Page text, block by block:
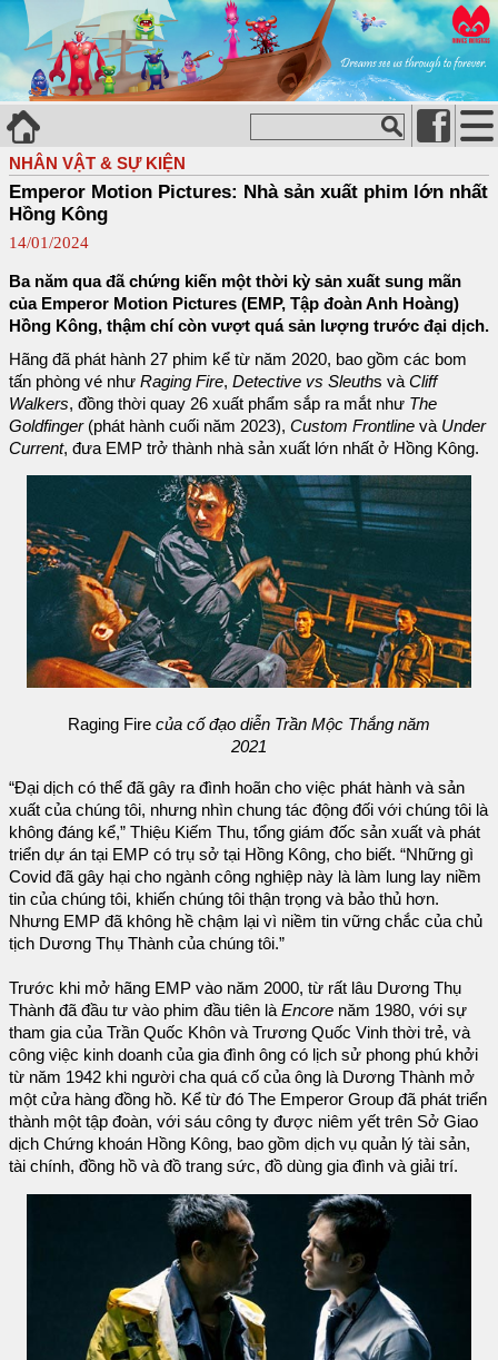
NHÂN VẬT & SỰ KIỆN
Emperor Motion Pictures: Nhà sản xuất phim lớn nhất
Hồng Kông
14/01/2024
Ba năm qua đã chứng kiến một thời kỳ sản xuất sung mãn
của Emperor Motion Pictures (EMP, Tập đoàn Anh Hoàng)
Hồng Kông, thậm chí còn vượt quá sản lượng trước đại dịch.
Hãng đã phát hành 27 phim kể từ năm 2020, bao gồm các bom
tấn phòng vé như Raging Fire, Detective vs Sleuths và Cliff
Walkers, đồng thời quay 26 xuất phẩm sắp ra mắt như The
Goldfinger(phát hành cuối năm 2023), Custom Frontline và Under
Current, đưa EMP trở thành nhà sản xuất lớn nhất ở Hồng Kông.
Raging Fire của cố đạo diễn Trần Mộc Thắng năm
2021
“Đại dịch có thể đã gây ra đình hoãn cho việc phát hành và sản
xuất của chúng tôi, nhưng nhìn chung tác động đối với chúng tôi là
không đáng kể,” Thiệu Kiếm Thu, tổng giám đốc sản xuất và phát
triển dự án tại EMP có trụ sở tại Hồng Kông, cho biết. “Những gì
Covid đã gây hại cho ngành công nghiệp này là làm lung lay niềm
tin của chúng tôi, khiến chúng tôi thận trọng và bảo thủ hơn.
Nhưng EMP đã không hề chậm lại vì niềm tin vững chắc của chủ
tịch Dương Thụ Thành của chúng tôi.”
Trước khi mở hãng EMP vào năm 2000, từ rất lâu Dương Thụ
Thành đã đầu tư vào phim đầu tiên làEncore năm 1980, với sự
tham gia của Trần Quốc Khôn và Trương Quốc Vinh thời trẻ, và
công việc kinh doanh của gia đình ông có lịch sử phong phú khởi
từ năm 1942 khi người cha quá cố của ông là Dương Thành mở
một cửa hàng đồng hồ. Kể từ đó The Emperor Group đã phát triển
thành một tập đoàn, với sáu công ty được niêm yết trên Sở Giao
dịch Chứng khoán Hồng Kông, bao gồm dịch vụ quản lý tài sản,
tài chính, đồng hồ và đồ trang sức, đồ dùng gia đình và giải trí.